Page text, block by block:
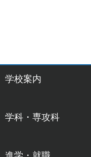
学校案内
学科・専攻科